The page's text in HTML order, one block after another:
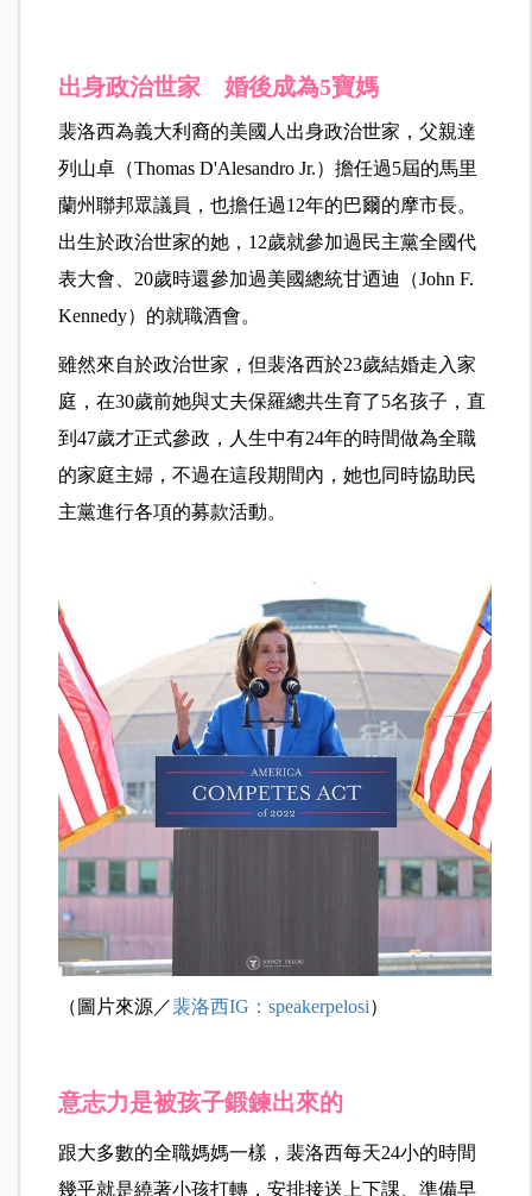
出身政治世家 婚後成為5寶媽
裴洛西為義大利裔的美國人出身政治世家，父親達
列山卓（Thomas D'Alesandro Jr.）擔任過5屆的馬里
蘭州聯邦眾議員，也擔任過12年的巴爾的摩市長。
出生於政治世家的她，12歲就參加過民主黨全國代
表大會、20歲時還參加過美國總統甘迺迪（John F.
Kennedy）的就職酒會。
雖然來自於政治世家，但裴洛西於23歲結婚走入家
庭，在30歲前她與丈夫保羅總共生育了5名孩子，直
到47歲才正式參政，人生中有24年的時間做為全職
的家庭主婦，不過在這段期間內，她也同時協助民
主黨進行各項的募款活動。
（圖片來源／裴洛西IG：speakerpelosi）
意志力是被孩子鍛鍊出來的
跟大多數的全職媽媽一樣，裴洛西每天24小的時間
幾乎就是繞著小孩打轉，安排接送上下課、準備早